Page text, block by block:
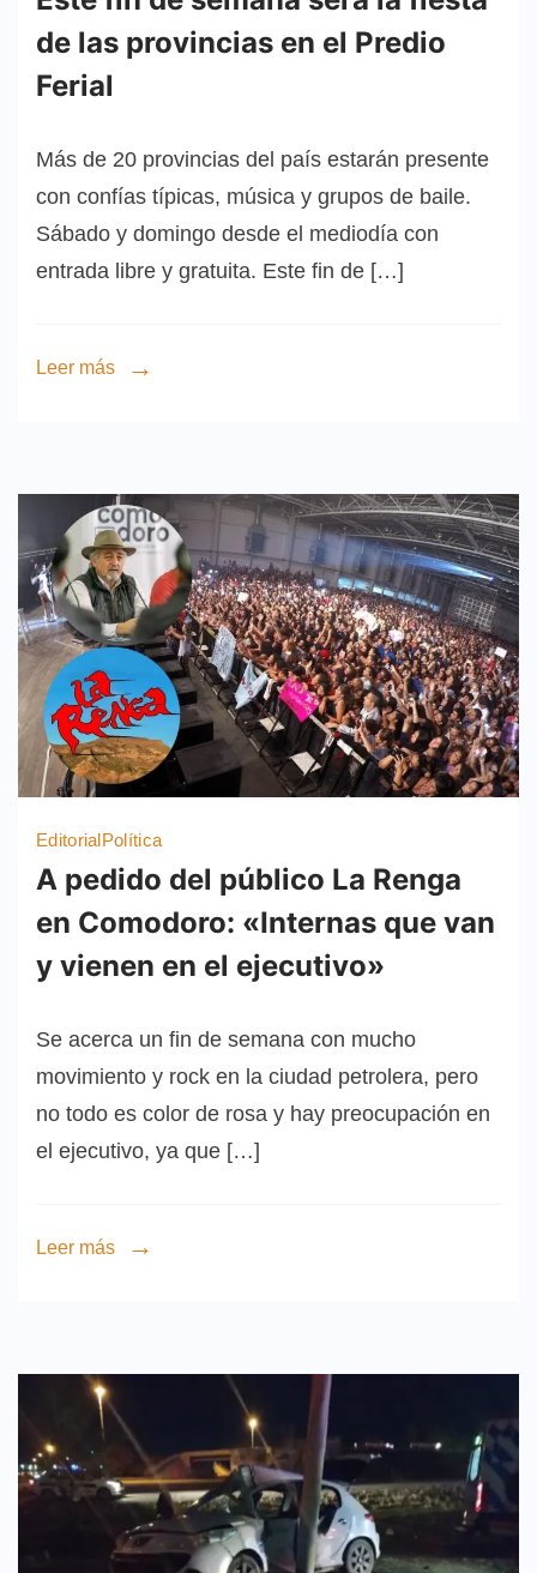
de las provincias en el Predio
Ferial
Más de 20 provincias del país estarán presente
con confías típicas, música y grupos de baile.
Sábado y domingo desde el mediodía con
entrada libre y gratuita. Este fin de […]
Leer más
EditorialPolítica
A pedido del público La Renga
en Comodoro: «Internas que van
y vienen en el ejecutivo»
Se acerca un fin de semana con mucho
movimiento y rock en la ciudad petrolera, pero
no todo es color de rosa y hay preocupación en
el ejecutivo, ya que […]
Leer más